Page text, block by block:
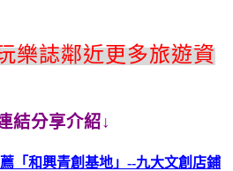
樂誌鄰近更多旅遊資
結分享介紹↓
「和興青創基地」 --九大文創店鋪